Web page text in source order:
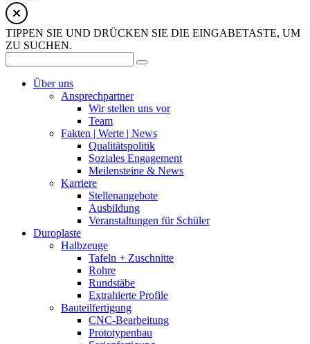
TIPPEN SIE UND DRÜCKEN SIE DIE EINGABETASTE, UM
ZU SUCHEN.
Über uns
Ansprechpartner
Wir stellen uns vor
Team
Fakten | Werte | News
Qualitätspolitik
Soziales Engagement
Meilensteine & News
Karriere
Stellenangebote
Ausbildung
Veranstaltungen für Schüler
Duroplaste
Halbzeuge
Tafeln + Zuschnitte
Rohre
Rundstäbe
Extrahierte Profile
Bauteilfertigung
CNC-Bearbeitung
Prototypenbau